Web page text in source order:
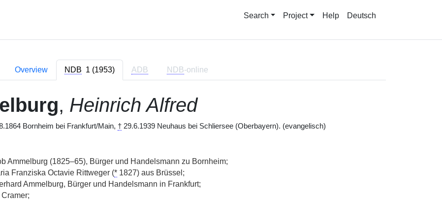
Search Project Help Deutsch
Overview NDB 1 (1953) ADB NDB-online
, Heinrich Alfred
Bornheim bei Frankfurt/Main, †29.6.1939 Neuhaus bei Schliersee (Oberbayern). (evangelisch)
Ammelburg (1825–65), Bürger und Handelsmann zu Bornheim;
Franziska Octavie Rittweger (*1827) aus Brüssel;
Ammelburg, Bürger und Handelsmann in Frankfurt;